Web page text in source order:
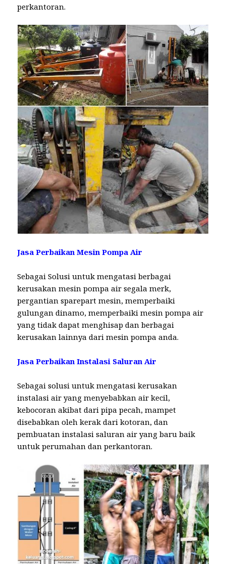
perkantoran.
Jasa Perbaikan Mesin Pompa Air
Sebagai Solusi untuk mengatasi berbagai
kerusakan mesin pompa air segala merk,
pergantian sparepart mesin, memperbaiki
gulungan dinamo, memperbaiki mesin pompa air
yang tidak dapat menghisap dan berbagai
kerusakan lainnya dari mesin pompa anda.
Jasa Perbaikan Instalasi Saluran Air
Sebagai solusi untuk mengatasi kerusakan
instalasi air yang menyebabkan air kecil,
kebocoran akibat dari pipa pecah, mampet
disebabkan oleh kerak dari kotoran, dan
pembuatan instalasi saluran air yang baru baik
untuk perumahan dan perkantoran.